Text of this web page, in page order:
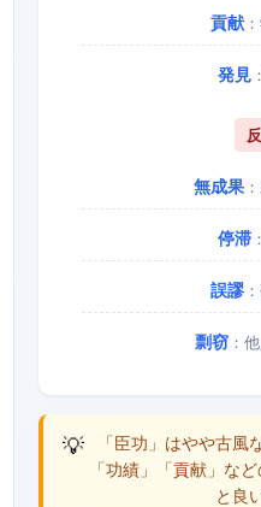
貢献
発見
無成果
停滞
誤謬
剽窃：
💡
「臣功」はやや古
「功績」「貢献」な
と良